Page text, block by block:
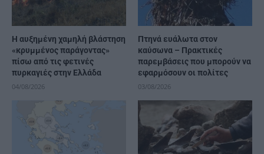
Η αυξημένη χαμηλή βλάστηση
«κρυμμένος παράγοντας»
πίσω από τις φετινές
πυρκαγιές στην Ελλάδα
04/08/2026
Πτηνά ευάλωτα στον
καύσωνα – Πρακτικές
παρεμβάσεις που μπορούν να
εφαρμόσουν οι πολίτες
03/08/2026